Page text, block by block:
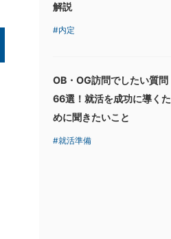
解説
内定
OB・OG訪問でしたい質問
66選！就活を成功に導くた
めに聞きたいこと
就活準備